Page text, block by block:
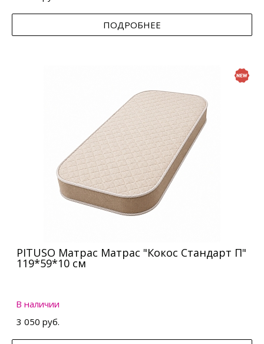
ПОДРОБНЕЕ
PITUSO Матрас Матрас "Кокос Стандарт П"
119*59*10 см
В наличии
3 050 руб.